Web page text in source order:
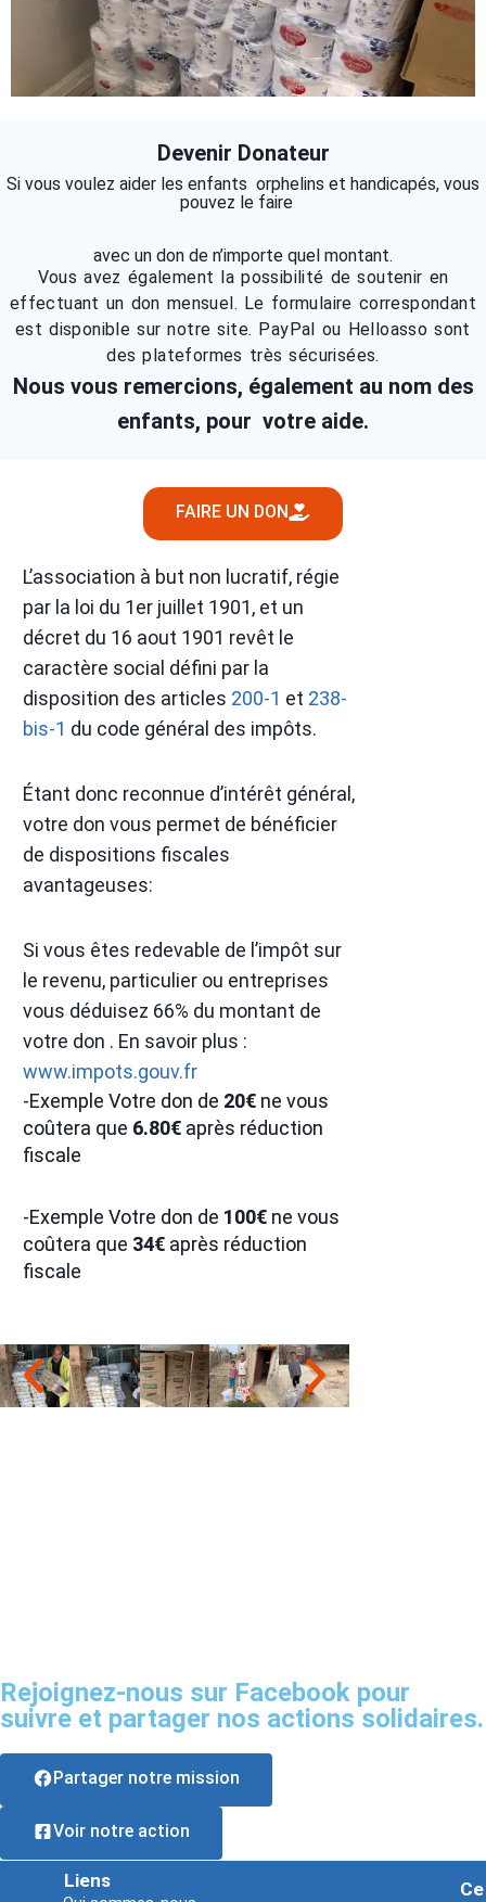
Devenir Donateur
Si vous voulez aider les enfants orphelins et handicapés, vous
pouvez le faire
avec un don de n’importe quel montant.
Vous avez également la possibilité de soutenir en
effectuant un don mensuel. Le formulaire correspondant
est disponible sur notre site. PayPal ou Helloasso sont
des plateformes très sécurisées.
Nous vous remercions, également au nom des
enfants, pour votre aide.
FAIRE UN DON
L’association à but non lucratif, régie
par la loi du 1er juillet 1901, et un
décret du 16 aout 1901 revêt le
caractère social défini par la
disposition des articles 200-1 et 238-
bis-1 du code général des impôts.
Étant donc reconnue d’intérêt général,
votre don vous permet de bénéficier
de dispositions fiscales
avantageuses:
Si vous êtes redevable de l’impôt sur
le revenu, particulier ou entreprises
vous déduisez 66% du montant de
votre don . En savoir plus :
www.impots.gouv.fr
-Exemple Votre don de 20€ ne vous
coûtera que 6.80€ après réduction
fiscale
-Exemple Votre don de 100€ ne vous
coûtera que 34€ après réduction
fiscale
Rejoignez-nous sur Facebook pour
suivre et partager nos actions solidaires.
Partager notre mission
Voir notre action
Liens